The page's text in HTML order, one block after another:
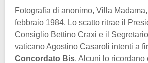
Fotografia di anonimo, Villa
febbraio 1984. Lo scatto ritrae il
Consiglio Bettino Craxi e il
vaticano Agostino Casaroli intenti a
Concordato Bis. Alcuni lo ricordano